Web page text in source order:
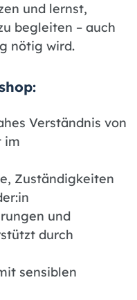
und lernst,
begleiten – auch
nötig wird.
Verständnis von
im
Zuständigkeiten
und
durch
sensiblen